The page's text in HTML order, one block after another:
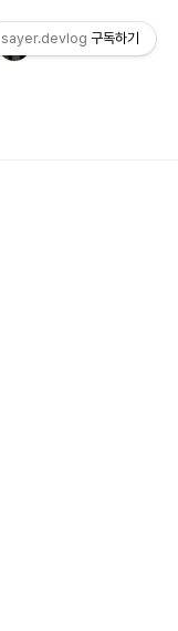
sayer.devlog 구독하기